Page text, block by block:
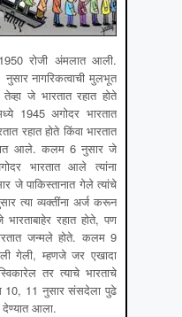
1950 रोजी अंमलात आली.
नागरिकत्वाची मुलभूत
जे भारतात रहात होते
1945 अगोदर भारतात
रहात होते किंवा भारतात
आले. कलम 6 नुसार जे
भारतात आले त्यांना
जे पाकिस्तानात गेले त्यांचे
त्या व्यक्तींना अर्ज करून
रहात होते, पण
जन्मले होते. कलम 9
गेली, म्हणजे जर एखादा
तर त्याचे भारताचे
10, 11 नुसार संसदेला पुढे
देण्यात आला.